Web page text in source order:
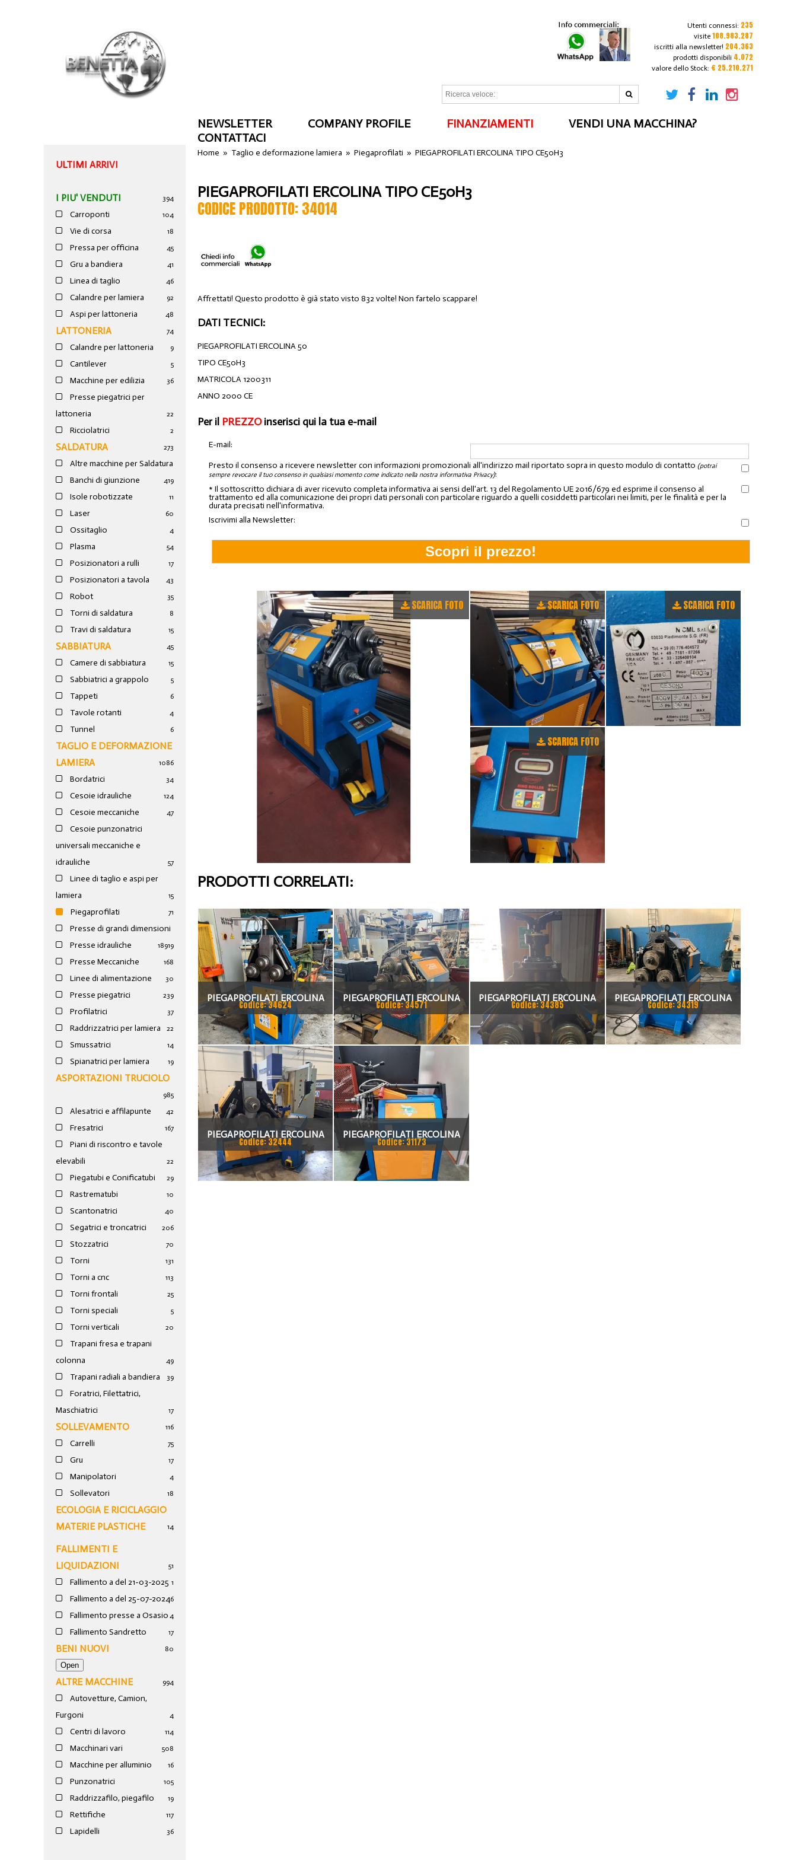
Utenti connessi: 235
visite 108.983.287
iscritti alla newsletter! 204.363
prodotti disponibili 4.072
valore dello Stock: € 25.210.271
NEWSLETTER COMPANY PROFILE FINANZIAMENTI
VENDI UNA MACCHINA?
CONTATTACI
ULTIMI ARRIVI
I PIU' VENDUTI 394
Carroponti 104
Vie di corsa 18
Pressa per officina 45
Gru a bandiera 41
Linea di taglio 46
Calandre per lamiera 92
Aspi per lattoneria 48
LATTONERIA 74
Calandre per lattoneria 9
Cantilever 5
Macchine per edilizia 36
Presse piegatrici per
lattoneria
22
Ricciolatrici 2
SALDATURA 273
Altre macchine per Saldatura
19
Banchi di giunzione 4
Isole robotizzate 11
Laser 60
Ossitaglio 4
Plasma 54
Posizionatori a rulli 17
Posizionatori a tavola 43
Robot 35
Torni di saldatura 8
Travi di saldatura 15
SABBIATURA 45
Camere di sabbiatura 15
Sabbiatrici a grappolo 5
Tappeti 6
Tavole rotanti 4
Tunnel 6
TAGLIO E DEFORMAZIONE
LAMIERA
1086
Bordatrici 34
Cesoie idrauliche 124
Cesoie meccaniche 47
Cesoie punzonatrici
universali meccaniche e
idrauliche
57
Linee di taglio e aspi per
lamiera
15
Piegaprofilati 71
Presse di grandi dimensioni
19
Presse idrauliche 189
Presse Meccaniche 168
Linee di alimentazione 30
Presse piegatrici 239
Profilatrici 37
Raddrizzatrici per lamiera 22
Smussatrici 14
Spianatrici per lamiera 19
ASPORTAZIONI TRUCIOLO
985
Alesatrici e affilapunte 42
Fresatrici 167
Piani di riscontro e tavole
elevabili
22
Piegatubi e Conificatubi 29
Rastrematubi 10
Scantonatrici 40
Segatrici e troncatrici 206
Stozzatrici 70
Torni 131
Torni a cnc 113
Torni frontali 25
Torni speciali 5
Torni verticali 20
Trapani fresa e trapani
colonna
49
Trapani radiali a bandiera 39
Foratrici, Filettatrici,
Maschiatrici
17
SOLLEVAMENTO 116
Carrelli 75
Gru 17
Manipolatori 4
Sollevatori 18
ECOLOGIA E RICICLAGGIO
MATERIE PLASTICHE
14
FALLIMENTI E
LIQUIDAZIONI
51
Fallimento a del 21-03-2025 1
Fallimento a del 25-07-20246
Fallimento presse a Osasio 4
Fallimento Sandretto 17
BENI NUOVI 80
ALTRE MACCHINE 994
Autovetture, Camion,
Furgoni
4
Centri di lavoro 114
Macchinari vari 508
Macchine per alluminio 16
Punzonatrici 105
Raddrizzafilo, piegafilo 19
Rettifiche 117
Lapidelli 36
Home » Taglio e deformazione lamiera »Piegaprofilati »PIEGAPROFILATI ERCOLINA TIPO CE50H3
PIEGAPROFILATI ERCOLINA TIPO CE50H3
CODICE PRODOTTO: 34014
Affrettati! Questo prodotto è già stato visto 832 volte! Non fartelo scappare!
DATI TECNICI:
PIEGAPROFILATI ERCOLINA 50
TIPO CE50H3
MATRICOLA 1200311
ANNO 2000 CE
Per il PREZZOinserisci qui la tua e-mail
E-mail:
Presto il consenso a ricevere newsletter con informazioni promozionali all'indirizzo mail riportato sopra in questo modulo di contatto (potrai
sempre revocare il tuo consenso in qualsiasi momento come indicato nella nostra informativa Privacy):
* Il sottoscritto dichiara di aver ricevuto completa informativa ai sensi dell'art. 13 del Regolamento UE 2016/679 ed esprime il consenso al
trattamento ed alla comunicazione dei propri dati personali con particolare riguardo a quelli cosiddetti particolari nei limiti, per le finalità e per la
durata precisati nell'informativa.
Iscrivimi alla Newsletter:
SCARICA FOTO SCARICA FOTO SCARICA FOTO
SCARICA FOTO
PRODOTTI CORRELATI:
PIEGAPROFILATI ERCOLINA
ECO40M2
Codice: 34624
PIEGAPROFILATI ERCOLINA
Codice: 34571
PIEGAPROFILATI ERCOLINA
CE50MR2
Codice: 34385
PIEGAPROFILATI ERCOLINA
Codice: 34319
PIEGAPROFILATI ERCOLINA
Codice: 32444
PIEGAPROFILATI ERCOLINA
Codice: 31173